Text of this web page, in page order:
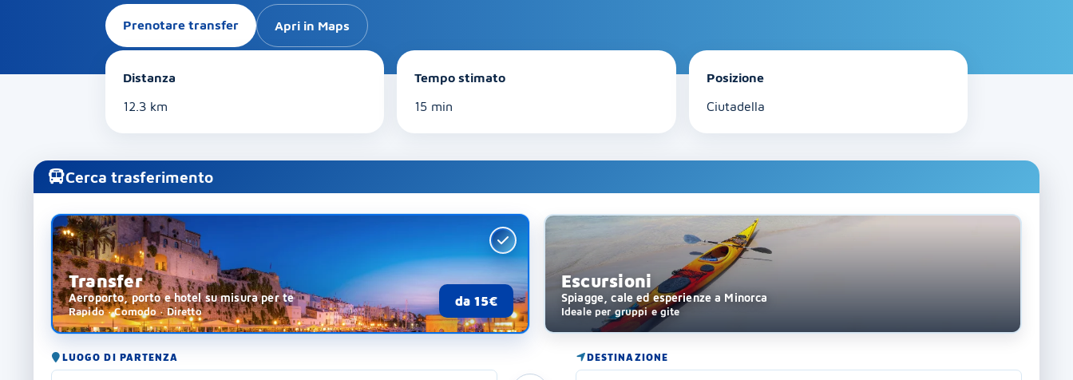
Prenotare transfer Apri in Maps
Distanza
12.3 km
Tempo stimato
15 min
Posizione
Ciutadella
Cerca trasferimento
Transfer
Aeroporto, porto e hotel su misura per te
Rapido · Comodo · Diretto
da 15€
Escursioni
Spiagge, cale ed esperienze a Minorca
Ideale per gruppi e gite
LUOGO DI PARTENZA DESTINAZIONE